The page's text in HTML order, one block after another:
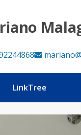
LinkTree
VISTACAN - Tu